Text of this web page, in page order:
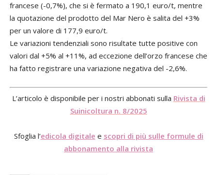
francese (-0,7%), che si è fermato a 190,1 euro/t, mentre
la quotazione del prodotto del Mar Nero è salita del +3%
per un valore di 177,9 euro/t.
Le variazioni tendenziali sono risultate tutte positive con
valori dal +5% al +11%, ad eccezione dell’orzo francese che
ha fatto registrare una variazione negativa del -2,6%.
L’articolo è disponibile per i nostri abbonati sulla Rivista di
Suinicoltura n. 8/2025
Sfoglia l’edicola digitale e scopri di più sulle formule di
abbonamento alla rivista